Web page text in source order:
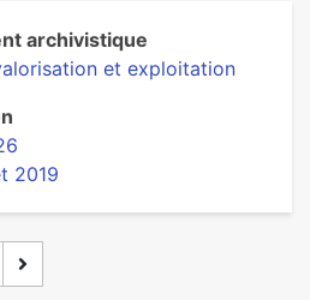
archivistique
et exploitation
2019